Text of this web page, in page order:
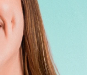
beställningar
Mina adresser
Português
Русский
繁體中文